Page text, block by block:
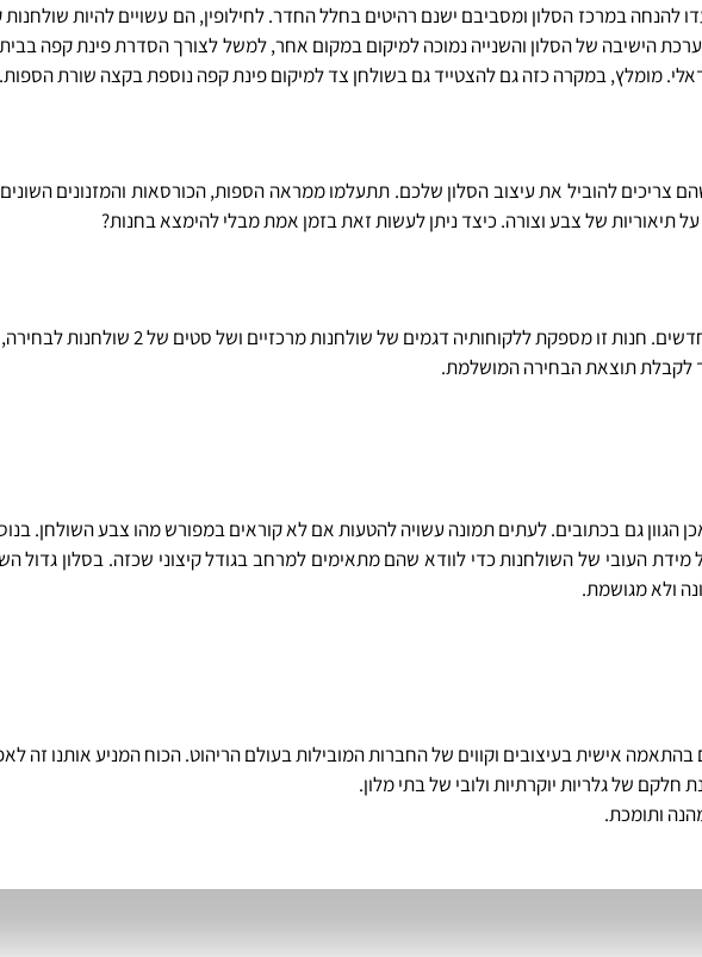
להנחה במרכז הסלון ומסביבם ישנם רהיטים בחלל החדר. לחילופין, הם עשויים להיות שולחנות
ליד מערכת הישיבה של הסלון והשנייה נמוכה למיקום במקום אחר, למשל לצורך הסדרת פינת קפה
מומלץ, במקרה כזה גם להצטייד גם בשולחן צד למיקום פינת קפה נוספת בקצה שורת הספות.
להוביל את עיצוב הסלון שלכם. תתעלמו ממראה הספות, הכורסאות והמזנונים
של צבע וצורה. כיצד ניתן לעשות זאת בזמן אמת מבלי להימצא בחנות?
יש לבחור בהדמיית מחשב של חנות רהיטים חדשים. חנות זו מספקת ללקוחותיה דגמים של
לקבלת תוצאת הבחירה המושלמת.
הגוון גם בכתובים. לעתים תמונה עשויה להטעות אם לא קוראים במפורש מהו צבע השולחן.
העובי של השולחנות כדי לוודא שהם מתאימים למרחב בגודל קיצוני שכזה. בסלון גדול
ולא מגושמת.
בהתאמה אישית בעיצובים וקווים של החברות המובילות בעולם הריהוט. הכוח המניע אותנו זה
של גלריות יוקרתיות ולובי של בתי מלון.
ותומכת.